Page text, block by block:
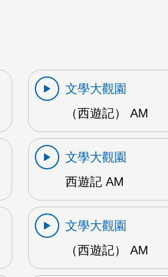
文學大觀園
（西遊記） AM
文學大觀園
西遊記 AM
文學大觀園
（西遊記） AM